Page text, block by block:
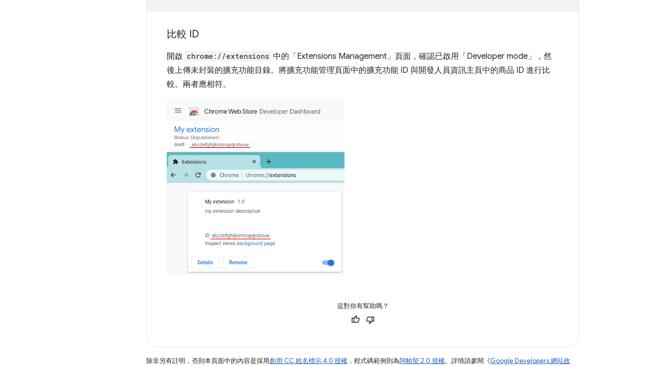
比較 ID
開啟 chrome://extensions 中的「Extensions Management」頁面，確認已啟用「Developer mode」
，然
後上傳未封裝的擴充功能目錄。將擴充功能管理頁面中的擴充功能 ID 與開發人員資訊主頁中的商品 ID 進行比
較。兩者應相符。
這對你有幫助嗎？
除非另有註明，否則本頁面中的內容是採用創用 CC 姓名標示 4.0 授權 ，程式碼範例則為阿帕契 2.0 授權。詳情請參閱《Google Developers 網站政